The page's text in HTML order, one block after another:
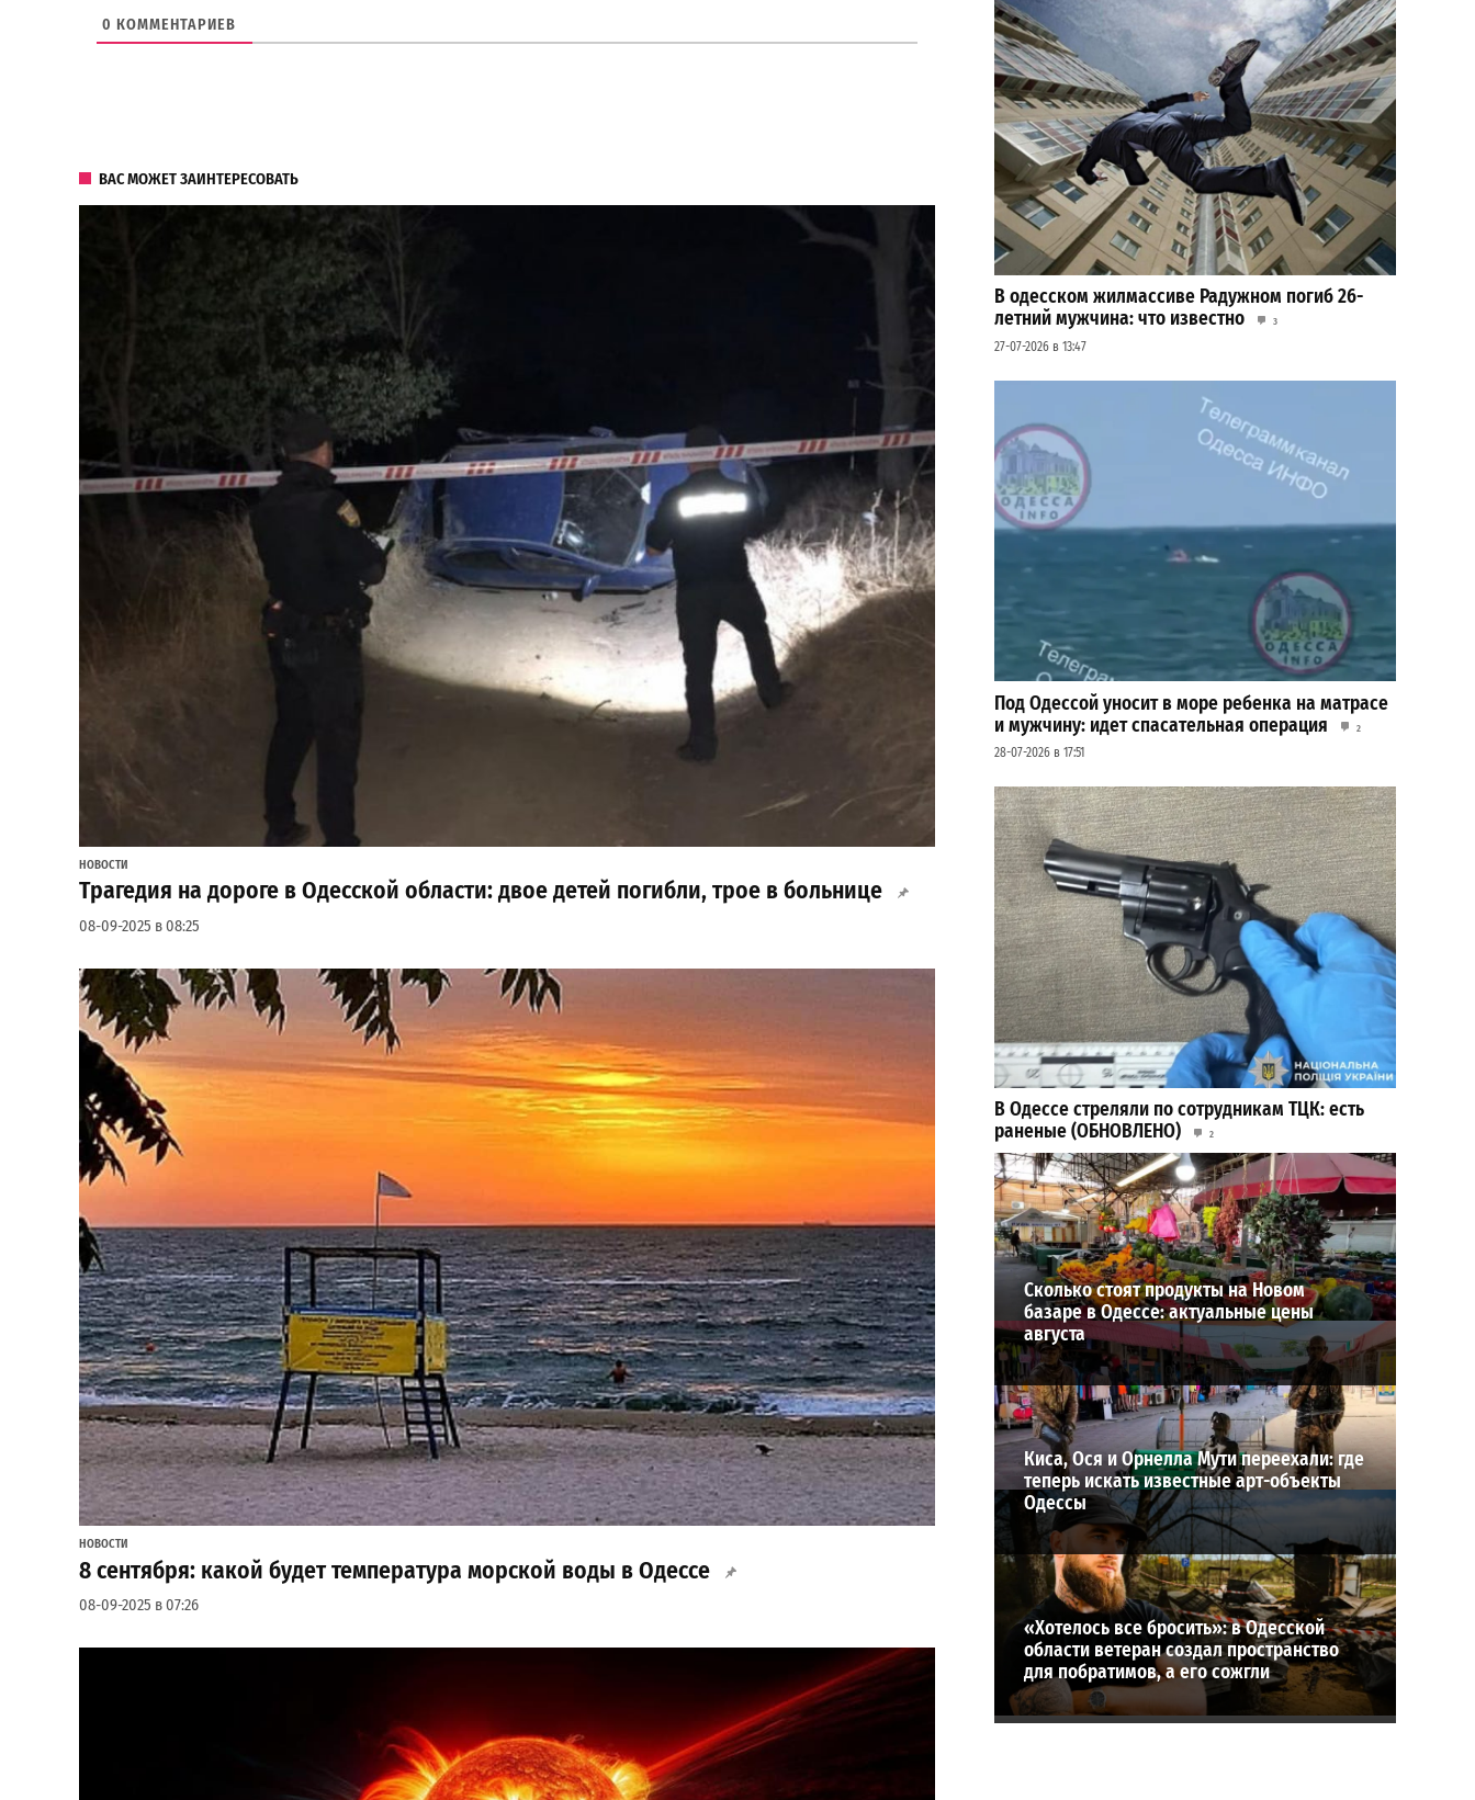
0 КОММЕНТАРИЕВ
ВАС МОЖЕТ ЗАИНТЕРЕСОВАТЬ
НОВОСТИ
Трагедия на дороге в Одесской области: двое детей погибли, трое в больнице
08-09-2025 в 08:25
НОВОСТИ
8 сентября: какой будет температура морской воды в Одессе
08-09-2025 в 07:26
В одесском жилмассиве Радужном погиб 26-
летний мужчина: что известно
3
27-07-2026 в 13:47
Под Одессой уносит в море ребенка на матрасе
и мужчину: идет спасательная операция
2
28-07-2026 в 17:51
В Одессе стреляли по сотрудникам ТЦК: есть
раненые (ОБНОВЛЕНО)
2
02-08-2026 в 22:15
ВИБОР РЕДАКЦИИ
Сколько стоят продукты на Новом
базаре в Одессе: актуальные цены
августа
Киса, Ося и Орнелла Мути переехали: где
теперь искать известные арт-объекты
Одессы
«Хотелось все бросить»: в Одесской
области ветеран создал пространство
для побратимов, а его сожгли